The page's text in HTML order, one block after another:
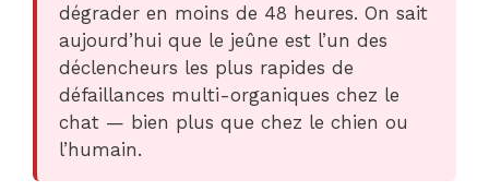
dégrader en moins de 48 heures. On sait
aujourd’hui que le jeûne est l’un des
déclencheurs les plus rapides de
défaillances multi-organiques chez le
chat — bien plus que chez le chien ou
l’humain.